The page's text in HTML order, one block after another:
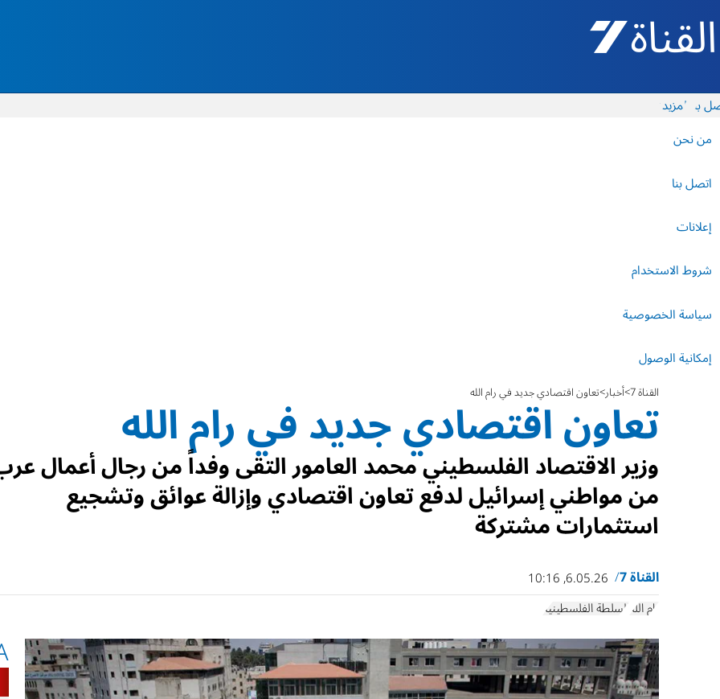
القناة 7 - أروتس شيفع
بنا
من نحن
اتصل بنا
إعلانات
شروط الاستخدام
سياسة الخصوصية
إمكانية الوصول
المزيد
القناة 7 أخبار تعاون اقتصادي جديد في رام الله
تعاون اقتصادي جديد في رام الله
وزير الاقتصاد الفلسطيني محمد العامور التقى وفداً من رجال أعمال
من مواطني إسرائيل لدفع تعاون اقتصادي وإزالة عوائق وتشجيع
استثمارات مشتركة
القناة 7
6.05.26, 10:16
رام اللهالسلطة الفلسطينية